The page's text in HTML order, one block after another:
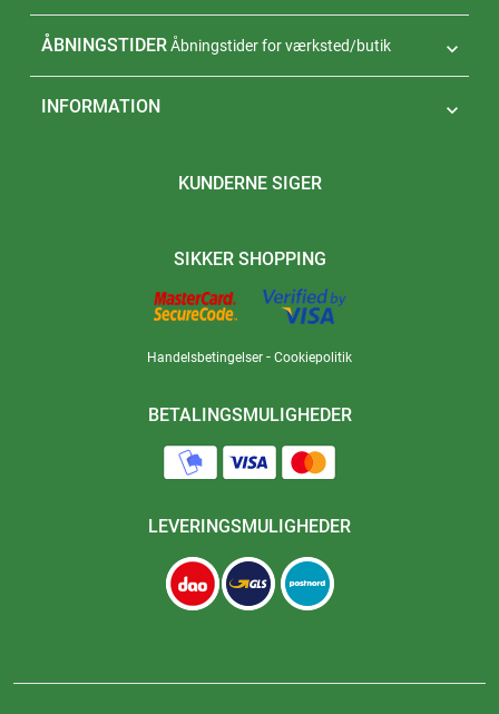
ÅBNINGSTIDER 
Åbningstider for værksted/butik
INFORMATION 
KUNDERNE SIGER
SIKKER SHOPPING
Handelsbetingelser - Cookiepolitik
BETALINGSMULIGHEDER
LEVERINGSMULIGHEDER